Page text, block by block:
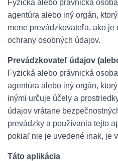
Fyzická alebo právnická
agentúra alebo iný orgán,
mene prevádzkovateľa, ako je
ochrany osobných údajov.
Prevádzkovateľ údajov
Fyzická alebo právnická
agentúra alebo iný orgán,
inými určuje účely a
údajov vrátane
prevádzky a používania tejto
pokiaľ nie je uvedené inak, je
Táto aplikácia